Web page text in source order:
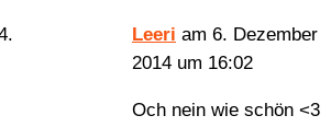
Leeri am 6. Dezember
2014 um 16:02
Och nein wie schön <3